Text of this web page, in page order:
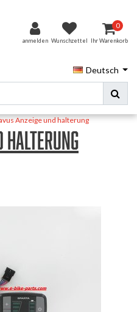
anmelden Wunschzettel
0
Ihr Warenkorb
Deutsch
Anzeige und halterung
halterung